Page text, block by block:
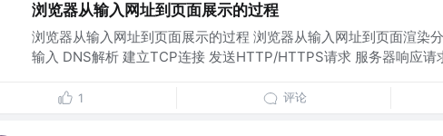
浏览器从输入网址到页面展示的过程
浏览器从输入网址到页面展示的过程 浏览器从输入网址到页面渲染
输入 DNS解析 建立TCP连接 发送HTTP/HTTPS请求 服务器响应请
1 评论